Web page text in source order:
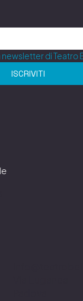
newsletter di Teatro
ISCRIVITI